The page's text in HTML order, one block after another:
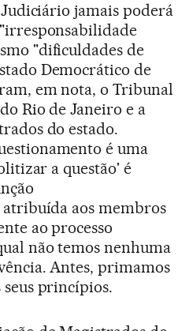
jamais poderá
"dificuldades de
Democrático de
em nota, o Tribunal
Rio de Janeiro e a
do estado.
é uma
a questão' é
aos membros
ao processo
não temos nenhuma
Antes, primamos
seus princípios.